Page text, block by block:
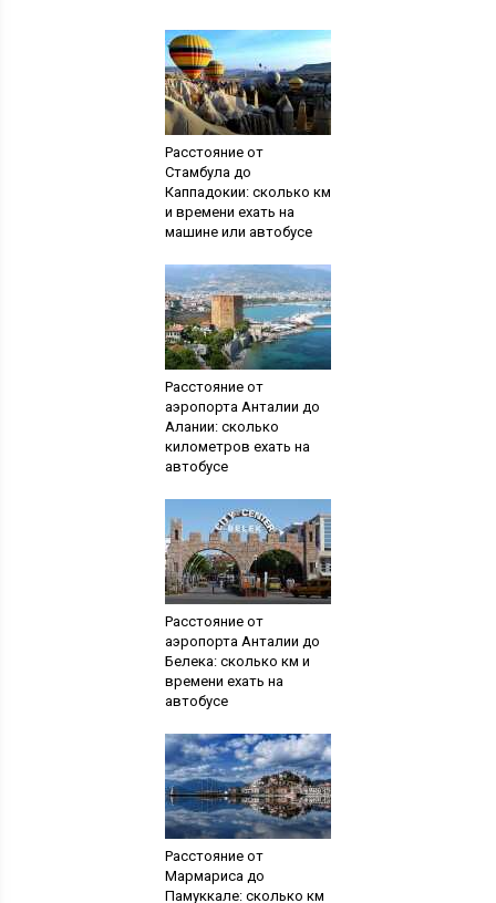
Расстояние от
Стамбула до
Каппадокии: сколько км
и времени ехать на
машине или автобусе
Расстояние от
аэропорта Анталии до
Алании: сколько
километров ехать на
автобусе
Расстояние от
аэропорта Анталии до
Белека: сколько км и
времени ехать на
автобусе
Расстояние от
Мармариса до
Памуккале: сколько км